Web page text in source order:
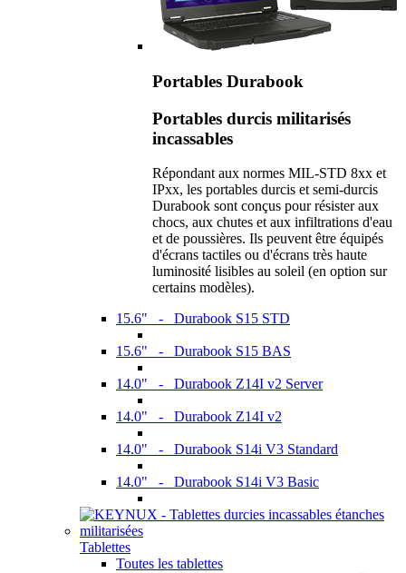
Portables Durabook
Portables durcis militarisés
incassables
Répondant aux normes MIL-STD 8xx et
IPxx, les portables durcis et semi-durcis
Durabook sont conçus pour résister aux
chocs, aux chutes et aux infiltrations d'eau
et de poussières. Ils peuvent être équipés
d'écrans tactiles ou d'écrans très haute
luminosité lisibles au soleil (en option sur
certains modèles).
15.6" - Durabook S15 STD
15.6" - Durabook S15 BAS
14.0" - Durabook Z14I v2 Server
14.0" - Durabook Z14I v2
14.0" - Durabook S14i V3 Standard
14.0" - Durabook S14i V3 Basic
Tablettes
Toutes les tablettes